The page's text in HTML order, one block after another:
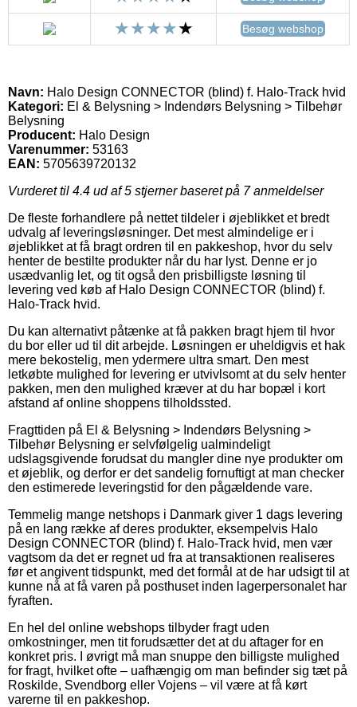
Besøg webshop
Navn: Halo Design CONNECTOR (blind) f. Halo-Track hvid
Kategori: El & Belysning > Indendørs Belysning > Tilbehør
Belysning
Producent: Halo Design
Varenummer: 53163
EAN: 5705639720132
Vurderet til 4.4 ud af 5 stjerner baseret på 7anmeldelser
De fleste forhandlere på nettet tildeler i øjeblikket et bredt
udvalg af leveringsløsninger. Det mest almindelige er i
øjeblikket at få bragt ordren til en pakkeshop, hvor du selv
henter de bestilte produkter når du har lyst. Denne er jo
usædvanlig let, og tit også den prisbilligste løsning til
levering ved køb af Halo Design CONNECTOR (blind) f.
Halo-Track hvid.
Du kan alternativt påtænke at få pakken bragt hjem til hvor
du bor eller ud til dit arbejde. Løsningen er uheldigvis et hak
mere bekostelig, men ydermere ultra smart. Den mest
letkøbte mulighed for levering er utvivlsomt at du selv henter
pakken, men den mulighed kræver at du har bopæl i kort
afstand af online shoppens tilholdssted.
Fragttiden på El & Belysning > Indendørs Belysning >
Tilbehør Belysning er selvfølgelig ualmindeligt
udslagsgivende forudsat du mangler dine nye produkter om
et øjeblik, og derfor er det sandelig fornuftigt at man checker
den estimerede leveringstid for den pågældende vare.
Temmelig mange netshops i Danmark giver 1 dags levering
på en lang række af deres produkter, eksempelvis Halo
Design CONNECTOR (blind) f. Halo-Track hvid, men vær
vagtsom da det er regnet ud fra at transaktionen realiseres
før et angivent tidspunkt, med det formål at de har udsigt til at
kunne nå at få varen på posthuset inden lagerpersonalet har
fyraften.
En hel del online webshops tilbyder fragt uden
omkostninger, men tit forudsætter det at du aftager for en
konkret pris. I øvrigt må man snuppe den billigste mulighed
for fragt, hvilket ofte – uafhængig om man befinder sig tæt på
Roskilde, Svendborg eller Vojens – vil være at få kørt
varerne til en pakkeshop.